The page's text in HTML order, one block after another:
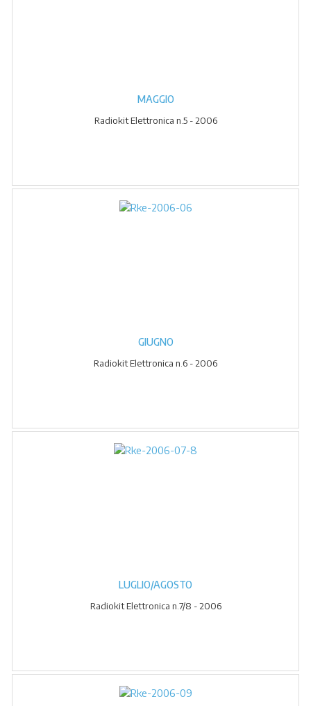
MAGGIO
Radiokit Elettronica n.5 - 2006
GIUGNO
Radiokit Elettronica n.6 - 2006
LUGLIO/AGOSTO
Radiokit Elettronica n.7/8 - 2006